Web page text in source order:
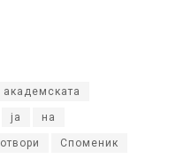
академската
ја на
отвори Споменик